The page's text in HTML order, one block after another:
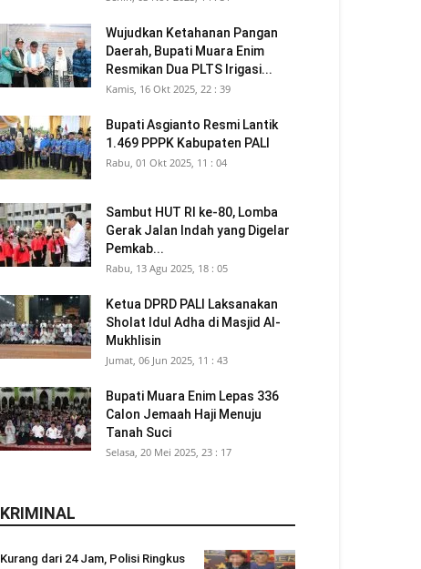
Wujudkan Ketahanan Pangan
Daerah, Bupati Muara Enim
Resmikan Dua PLTS Irigasi...
Kamis, 16 Okt 2025, 22 : 39
Bupati Asgianto Resmi Lantik
1.469 PPPK Kabupaten PALI
Rabu, 01 Okt 2025, 11 : 04
Sambut HUT RI ke-80, Lomba
Gerak Jalan Indah yang Digelar
Pemkab...
Rabu, 13 Agu 2025, 18 : 05
Ketua DPRD PALI Laksanakan
Sholat Idul Adha di Masjid Al-
Mukhlisin
Jumat, 06 Jun 2025, 11 : 43
Bupati Muara Enim Lepas 336
Calon Jemaah Haji Menuju
Tanah Suci
Selasa, 20 Mei 2025, 23 : 17
KRIMINAL
Kurang dari 24 Jam, Polisi Ringkus